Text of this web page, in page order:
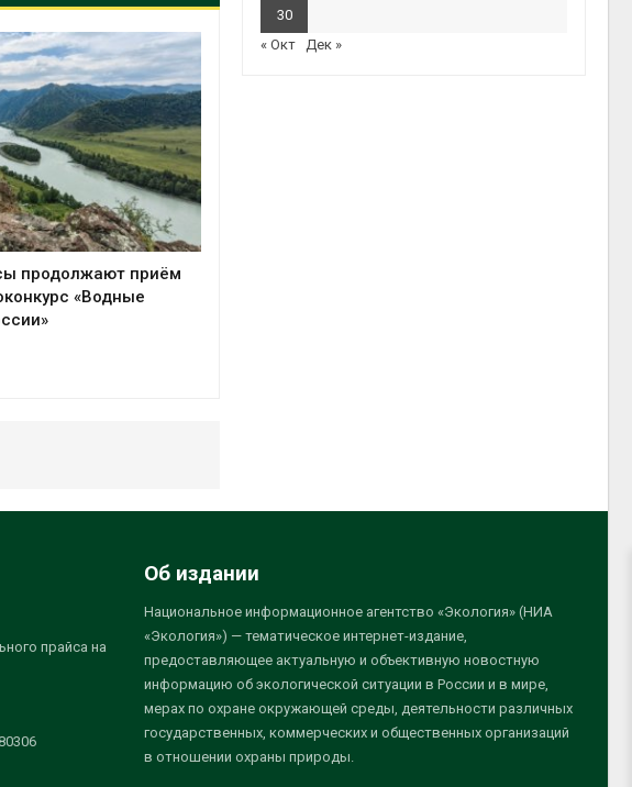
продолжают приём
«Водные
30
« Окт
Дек »
прайса на
Об издании
Национальное информационное агентство «Экология» (НИА
«Экология») — тематическое интернет-издание,
предоставляющее актуальную и объективную новостную
информацию об экологической ситуации в России и в мире,
мерах по охране окружающей среды, деятельности различных
государственных, коммерческих и общественных организаций
в отношении охраны природы.